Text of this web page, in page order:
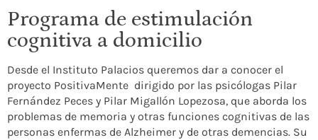
Programa de estimulación
cognitiva a domicilio
Desde el Instituto Palacios queremos dar a conocer el
proyecto PositivaMente dirigido por las psicólogas Pilar
Fernández Peces y Pilar Migallón Lopezosa, que aborda los
problemas de memoria y otras funciones cognitivas de las
personas enfermas de Alzheimer y de otras demencias. Su